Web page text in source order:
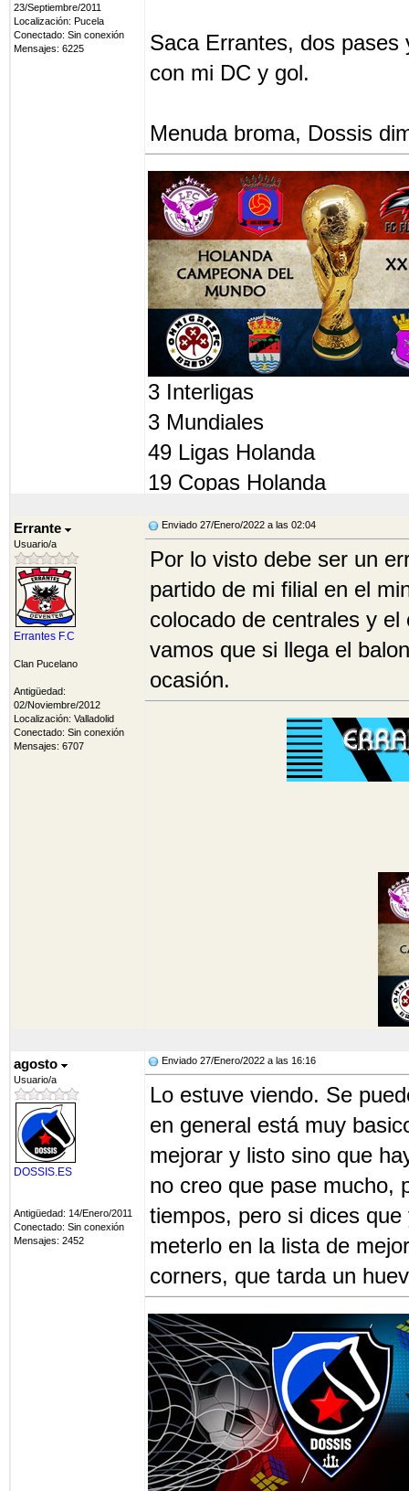
23/Septiembre/2011
Localización: Pucela
Conectado: Sin conexión
Mensajes: 6225
Saca Errantes, dos pases
con mi DC y gol.
Menuda broma, Dossis
3 Interligas
3 Mundiales
49 Ligas Holanda
19 Copas Holanda
31 Supercopas holandesas
16 Superligas holandesas
10 Pepa Cup, 1 Copa
Medalla Oro SuperLiga
Errante
Usuario/a
Errantes F.C
Clan Pucelano
Antigüedad:
02/Noviembre/2012
Localización: Valladolid
Conectado: Sin conexión
Mensajes: 6707
Enviado 27/Enero/2022 a las 02:04
Por lo visto debe ser un
partido de mi filial en el
colocado de centrales y
vamos que si llega el
ocasión.
agosto
Usuario/a
DOSSIS.ES
Antigüedad: 14/Enero/2011
Conectado: Sin conexión
Mensajes: 2452
Enviado 27/Enero/2022 a las 16:16
Lo estuve viendo. Se
en general está muy
mejorar y listo sino que
no creo que pase mucho,
tiempos, pero si dices
meterlo en la lista de
corners, que tarda un